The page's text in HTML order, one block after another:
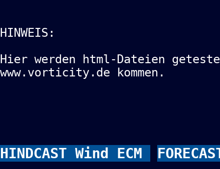
HINWEIS:
Hier werden html-Dateien
www.vorticity.de kommen.
HINDCAST Wind ECM